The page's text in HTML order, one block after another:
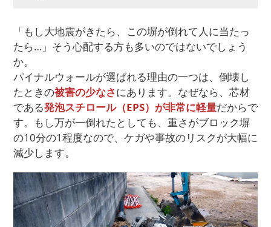
「もし大地震がきたら、この塀が倒れて人に当たっ
たら…」そう心配する方も多いのではないでしょう
か。
パイナルウォールが選ばれる理由の一つは、倒壊し
たときの被害の少なさにあります。なぜなら、芯材
である発泡スチロール（EPS）が非常に軽量だからで
す。もし万が一倒れたとしても、重さがブロック塀
の10分の1程度なので、ケガや事故のリスクが大幅に
減少します。